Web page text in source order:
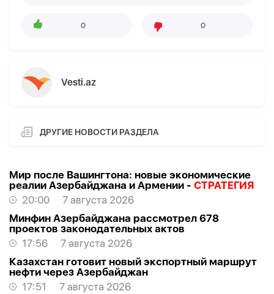
0 0
Vesti.az
ДРУГИЕ НОВОСТИ РАЗДЕЛА
Мир после Вашингтона: новые экономические
реалии Азербайджана и Армении - СТРАТЕГИЯ
20:00
7 августа 2026
Минфин Азербайджана рассмотрел 678
проектов законодательных актов
17:56
7 августа 2026
Казахстан готовит новый экспортный маршрут
нефти через Азербайджан
17:51
7 августа 2026